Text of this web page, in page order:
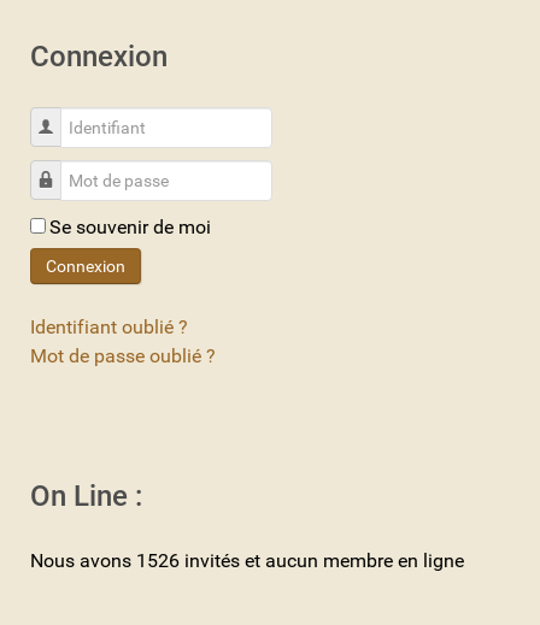
Connexion
Identifiant
Mot de passe
Se souvenir de moi
Connexion
Identifiant oublié ?
Mot de passe oublié ?
On Line :
Nous avons 1526 invités et aucun membre en ligne